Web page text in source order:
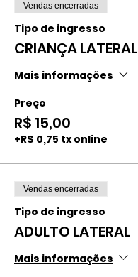
Vendas encerradas
Tipo de ingresso
CRIANÇA LATERAL
Mais informações
Preço
R$ 15,00
+R$ 0,75 tx online
Vendas encerradas
Tipo de ingresso
ADULTO LATERAL
Mais informações